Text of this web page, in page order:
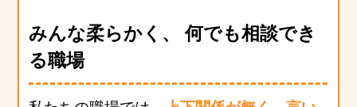
みんな柔らかく、 何でも相談でき
る職場